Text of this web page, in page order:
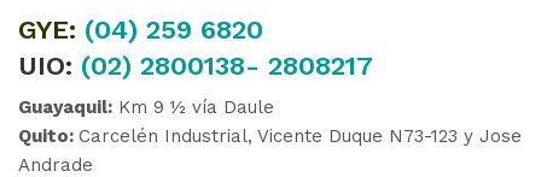
GYE: (04) 259 6820
UIO: (02) 2800138- 2808217
Guayaquil: Km 9 ½ vía Daule
Quito: Carcelén Industrial, Vicente Duque N73-123 y Jose
Andrade